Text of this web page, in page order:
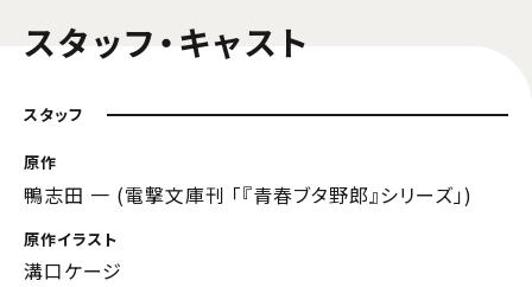
スタッフ・キャスト
スタッフ
原作
鴨志田 一 (電撃文庫刊 「『青春ブタ野郎』シリーズ」)
原作イラスト
溝口ケージ